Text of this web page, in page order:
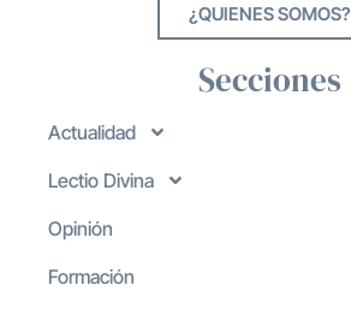
¿QUIENES SOMOS?
Secciones
Actualidad
Lectio Divina
Opinión
Formación